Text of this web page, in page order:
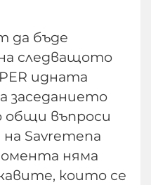
да бъде
следващото
идната
заседанието
общи въпроси
Savremena
няма
които се